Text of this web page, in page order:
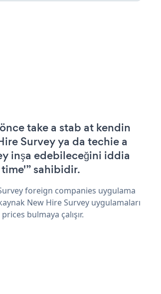
take a stab at kendin
Survey ya da techie a
inşa edebileceğini iddia
sahibidir.
foreign companies uygulama
New Hire Survey uygulamaları
bulmaya çalışır.